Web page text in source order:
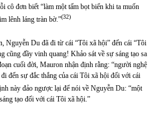
cô đơn biết “làm một tấm bọt biển khi ta muốn
lênh láng tràn bờ.”(32)
Du đã đi từ cái “Tôi xã hội” đến cái “Tôi
cũng đầy vinh quang! Khảo sát về sự sáng tạo sa
cuối đời, Mauron nhận định rằng: “người nghệ
đến sự đắc thắng của cái Tôi xã hội đối với cái
này đảo ngược lại để nói về Nguyễn Du: “một
tạo đối với cái Tôi xã hội.”